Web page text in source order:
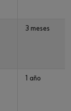
3 meses
1 año